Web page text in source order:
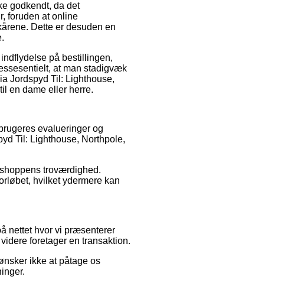
godkendt, da det
foruden at online
Dette er desuden en
på bestillingen,
at man stadigvæk
Jordspyd Til: Lighthouse,
en dame eller herre.
evalueringer og
Til: Lighthouse, Northpole,
troværdighed.
hvilket ydermere kan
nettet hvor vi præsenterer
foretager en transaktion.
ikke at påtage os